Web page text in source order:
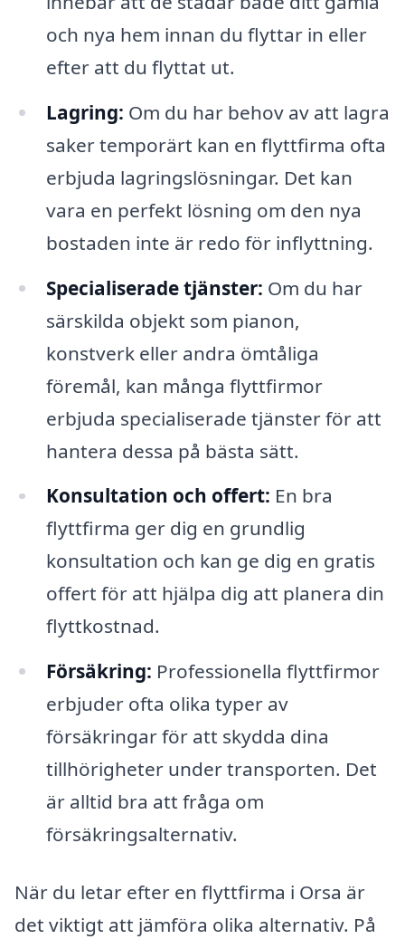
och nya hem innan du flyttar in eller
efter att du flyttat ut.
Lagring: Om du har behov av att lagra
saker temporärt kan en flyttfirma ofta
erbjuda lagringslösningar. Det kan
vara en perfekt lösning om den nya
bostaden inte är redo för inflyttning.
Specialiserade tjänster: Om du har
särskilda objekt som pianon,
konstverk eller andra ömtåliga
föremål, kan många flyttfirmor
erbjuda specialiserade tjänster för att
hantera dessa på bästa sätt.
Konsultation och offert: En bra
flyttfirma ger dig en grundlig
konsultation och kan ge dig en gratis
offert för att hjälpa dig att planera din
flyttkostnad.
Försäkring: Professionella flyttfirmor
erbjuder ofta olika typer av
försäkringar för att skydda dina
tillhörigheter under transporten. Det
är alltid bra att fråga om
försäkringsalternativ.
När du letar efter en flyttfirma i Orsa är
det viktigt att jämföra olika alternativ. På